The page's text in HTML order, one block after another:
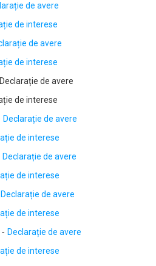
de avere
de interese
de avere
de interese
Declarație de avere
interese
Declarație de avere
de interese
Declarație de avere
de interese
Declarație de avere
de interese
- Declarație de avere
de interese